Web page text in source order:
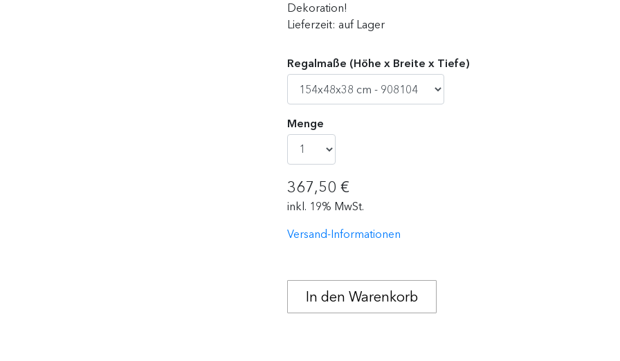
Dekoration!
Lieferzeit:auf Lager
Regalmaße (Höhe x Breite x Tiefe)
Menge
367,50 €
inkl. 19% MwSt.
Versand-Informationen